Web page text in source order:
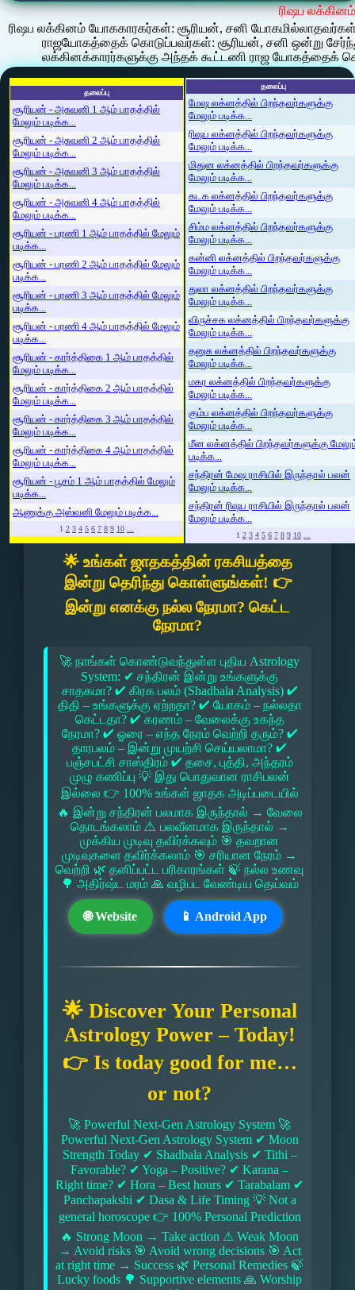
ரிஷப லக்கினம்
ரிஷப லக்கினம் யோககாரகர்கள்: சூரியன், சனி
ராஜயோகத்தைக் கொடுப்பவர்கள்: சூரியன், சனி ஒன்று
லக்கினக்காரர்களுக்கு அந்தக் கூட்டணி ராஜ யோகத்தைக்
தலைப்பு
சூரியன் - அசுவனி 1 ஆம் பாதத்தில்
மேலும் படிக்க...
சூரியன் - அசுவனி 2 ஆம் பாதத்தில்
மேலும் படிக்க...
சூரியன் - அசுவனி 3 ஆம் பாதத்தில்
மேலும் படிக்க...
சூரியன் - அசுவனி 4 ஆம் பாதத்தில்
மேலும் படிக்க...
சூரியன் - பரணி 1 ஆம் பாதத்தில் மேலும்
படிக்க...
சூரியன் - பரணி 2 ஆம் பாதத்தில் மேலும்
படிக்க...
சூரியன் - பரணி 3 ஆம் பாதத்தில் மேலும்
படிக்க...
சூரியன் - பரணி 4 ஆம் பாதத்தில் மேலும்
படிக்க...
சூரியன் - கார்த்திகை 1 ஆம் பாதத்தில்
மேலும் படிக்க...
சூரியன் - கார்த்திகை 2 ஆம் பாதத்தில்
மேலும் படிக்க...
சூரியன் - கார்த்திகை 3 ஆம் பாதத்தில்
மேலும் படிக்க...
சூரியன் - கார்த்திகை 4 ஆம் பாதத்தில்
மேலும் படிக்க...
சூரியன் - பூசம் 1 ஆம் பாதத்தில் மேலும்
படிக்க...
ஆணுக்கு அஸ்வனி மேலும் படிக்க...
1 2 3 4 5 6 7 8 9 10 ...
தலைப்பு
மேஷ லக்னத்தில் பிறந்தவர்களுக்கு
மேலும் படிக்க...
ரிஷப லக்னத்தில் பிறந்தவர்களுக்கு
மேலும் படிக்க...
மிதுன லக்னத்தில் பிறந்தவர்களுக்கு
மேலும் படிக்க...
கடக லக்னத்தில் பிறந்தவர்களுக்கு
மேலும் படிக்க...
சிம்ம லக்னத்தில் பிறந்தவர்களுக்கு
மேலும் படிக்க...
கன்னி லக்னத்தில் பிறந்தவர்களுக்கு
மேலும் படிக்க...
துலா லக்னத்தில் பிறந்தவர்களுக்கு
மேலும் படிக்க...
விருச்சக லக்னத்தில் பிறந்தவர்களுக்கு
மேலும் படிக்க...
தனுசு லக்னத்தில் பிறந்தவர்களுக்கு
மேலும் படிக்க...
மகர லக்னத்தில் பிறந்தவர்களுக்கு
மேலும் படிக்க...
கும்ப லக்னத்தில் பிறந்தவர்களுக்கு
மேலும் படிக்க...
மீன லக்னத்தில் பிறந்தவர்களுக்கு
படிக்க...
சந்திரன் மேஷ ராசியில் இருந்தால் பலன்
மேலும் படிக்க...
சந்திரன் ரிஷப ராசியில் இருந்தால் பலன்
மேலும் படிக்க...
1 2 3 4 5 6 7 8 9 10 ...
🌟 உங்கள் ஜாதகத்தின் ரகசியத்தை
இன்று தெரிந்து கொள்ளுங்கள்! 👉
இன்று எனக்கு நல்ல நேரமா? கெட்ட
நேரமா?
🚀 நாங்கள் கொண்டுவந்துள்ள புதிய Astrology
System: ✔ சந்திரன் இன்று உங்களுக்கு
சாதகமா? ✔ கிரக பலம் (Shadbala Analysis) ✔
திதி – உங்களுக்கு ஏற்றதா? ✔ யோகம் – நல்லதா
கெட்டதா? ✔ கரணம் – வேலைக்கு உகந்த
நேரமா? ✔ ஓரை – எந்த நேரம் வெற்றி தரும்? ✔
தாரபலம் – இன்று முயற்சி செய்யலாமா? ✔
பஞ்சபட்சி சாஸ்திரம் ✔ தசை, புத்தி, அந்தரம்
முழு கணிப்பு 💡 இது பொதுவான ராசிபலன்
இல்லை 👉 100% உங்கள் ஜாதக அடிப்படையில்
🔥 இன்று சந்திரன் பலமாக இருந்தால் → வேலை
தொடங்கலாம் ⚠ பலவீனமாக இருந்தால் →
முக்கிய முடிவு தவிர்க்கவும் 🎯 தவறான
முடிவுகளை தவிர்க்கலாம் 🎯 சரியான நேரம் →
வெற்றி 🌿 தனிப்பட்ட பரிகாரங்கள் 🍃 நல்ல உணவு
🌳 அதிர்ஷ்ட மரம் 🙏 வழிபட வேண்டிய தெய்வம்
🌐 Website 📱 Android App
🌟 Discover Your Personal
Astrology Power – Today!
👉 Is today good for me…
or not?
🚀 Powerful Next-Gen Astrology System 🚀
Powerful Next-Gen Astrology System ✔ Moon
Strength Today ✔ Shadbala Analysis ✔ Tithi –
Favorable? ✔ Yoga – Positive? ✔ Karana –
Right time? ✔ Hora – Best hours ✔ Tarabalam ✔
Panchapakshi ✔ Dasa & Life Timing 💡 Not a
general horoscope 👉 100% Personal Prediction
🔥 Strong Moon → Take action ⚠ Weak Moon
→ Avoid risks 🎯 Avoid wrong decisions 🎯 Act
at right time → Success 🌿 Personal Remedies 🍃
Lucky foods 🌳 Supportive elements 🙏 Worship